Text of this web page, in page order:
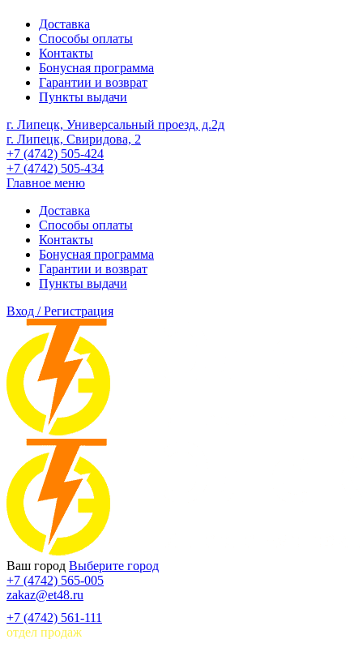
Доставка
Способы оплаты
Контакты
Бонусная программа
Гарантии и возврат
Пункты выдачи
г. Липецк, Универсальный проезд, д.2д
г. Липецк, Свиридова, 2
+7 (4742) 505-424
+7 (4742) 505-434
Главное меню
Доставка
Способы оплаты
Контакты
Бонусная программа
Гарантии и возврат
Пункты выдачи
Вход / Регистрация
Ваш город Выберите город
+7 (4742) 565-005
zakaz@et48.ru
+7 (4742) 561-111
отдел продаж